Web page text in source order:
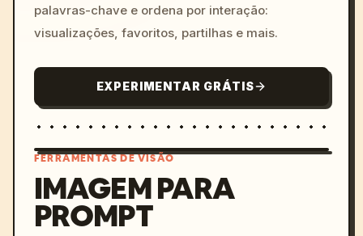
palavras-chave e ordena por interação:
visualizações, favoritos, partilhas e mais.
EXPERIMENTAR GRÁTIS
FERRAMENTAS DE VISÃO
IMAGEM PARA
PROMPT